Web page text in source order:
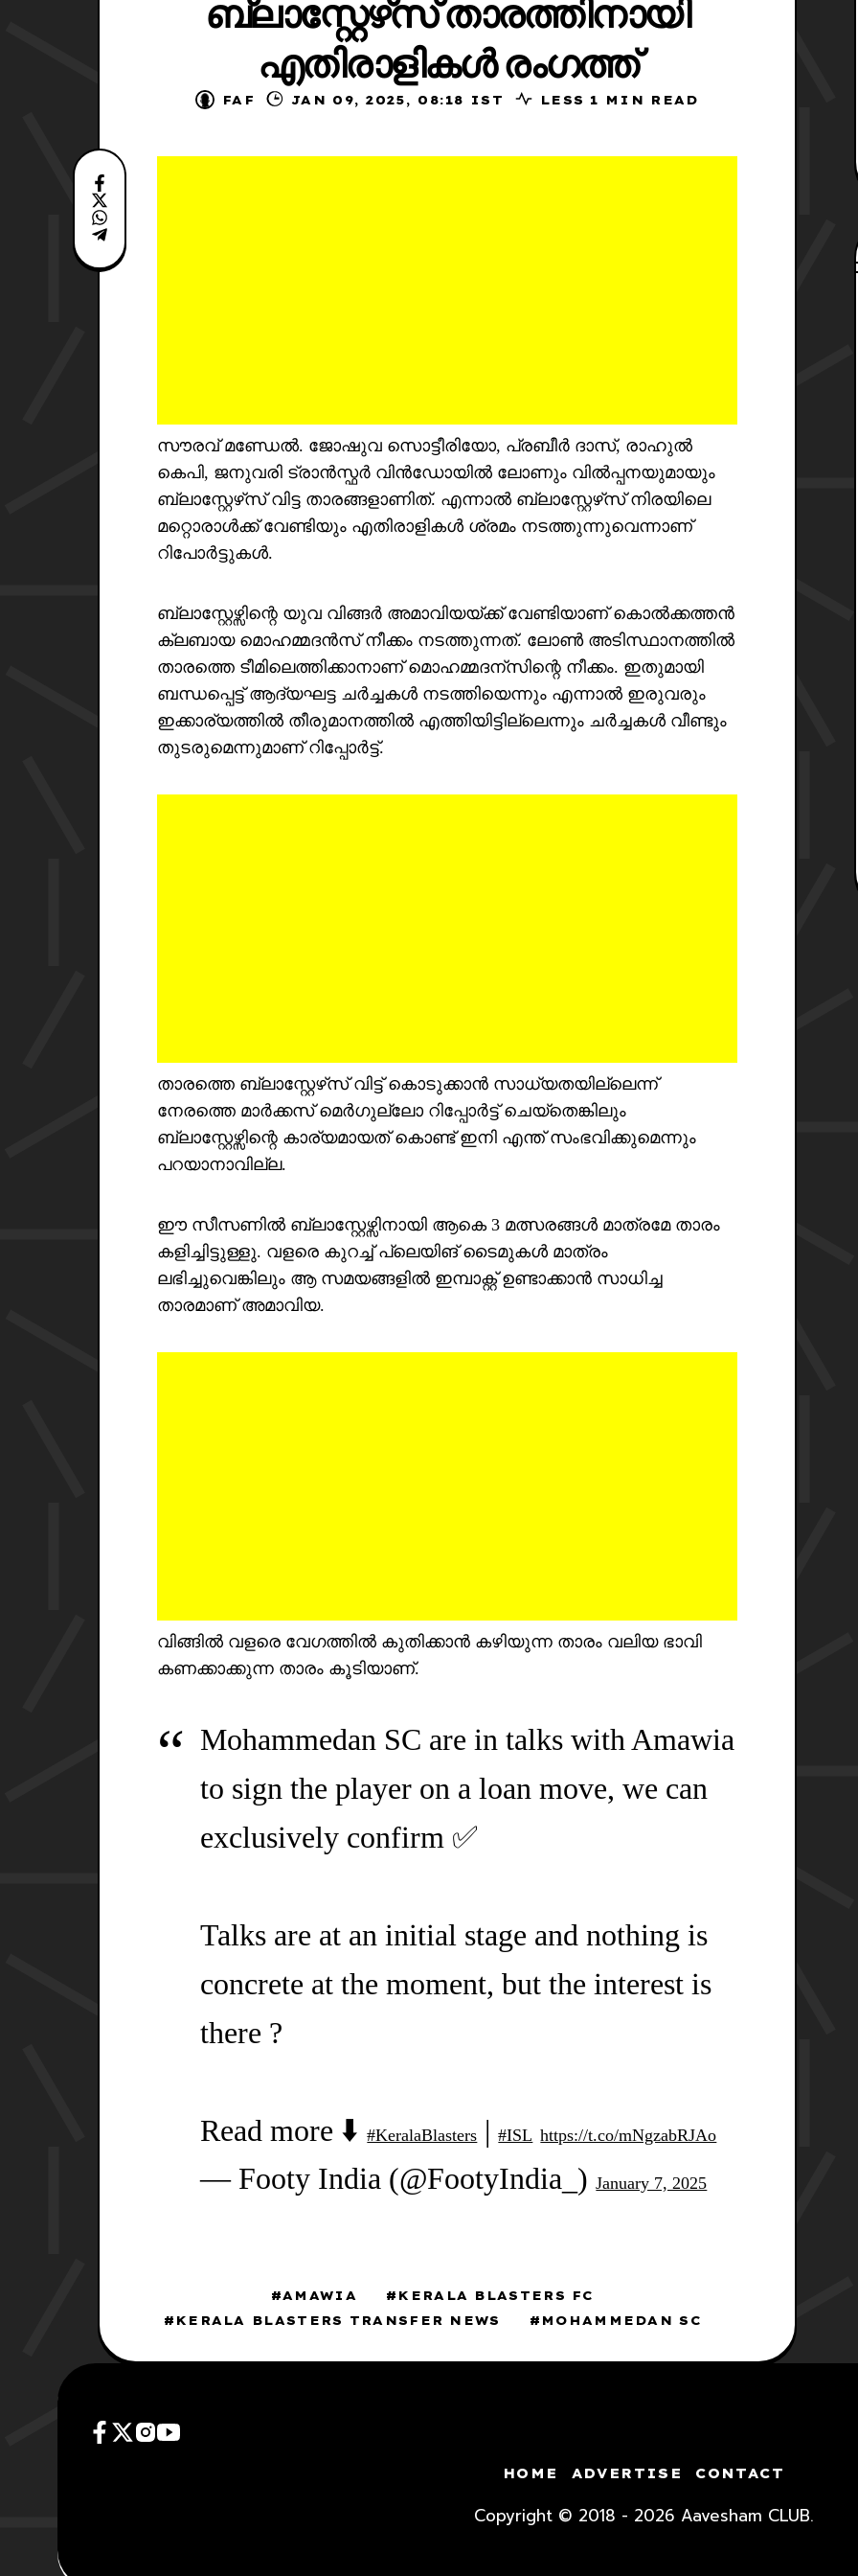
ബ്ലാസ്റ്റേഴ്‌സ് താരത്തിനായി
എതിരാളികൾ രംഗത്ത്
FAF JAN 09, 2025, 08:18 IST LESS 1 MIN READ
സൗരവ് മണ്ഡേൽ. ജോഷുവ സൊട്ടീരിയോ, പ്രബീർ ദാസ്, രാഹുൽ
കെപി, ജനുവരി ട്രാൻസ്ഫർ വിൻഡോയിൽ ലോണും വിൽപ്പനയുമായും
ബ്ലാസ്റ്റേഴ്‌സ് വിട്ട താരങ്ങളാണിത്. എന്നാൽ ബ്ലാസ്റ്റേഴ്‌സ് നിരയിലെ
മറ്റൊരാൾക്ക് വേണ്ടിയും എതിരാളികൾ ശ്രമം നടത്തുന്നുവെന്നാണ്
റിപോർട്ടുകൾ.
ബ്ലാസ്റ്റേഴ്സിന്റെ യുവ വിങ്ങർ അമാവിയയ്ക്ക് വേണ്ടിയാണ് കൊൽക്കത്തൻ
ക്ലബായ മൊഹമ്മദൻസ് നീക്കം നടത്തുന്നത്. ലോൺ അടിസ്ഥാനത്തിൽ
താരത്തെ ടീമിലെത്തിക്കാനാണ് മൊഹമ്മദന്സിന്റെ നീക്കം. ഇതുമായി
ബന്ധപ്പെട്ട് ആദ്യഘട്ട ചർച്ചകൾ നടത്തിയെന്നും എന്നാൽ ഇരുവരും
ഇക്കാര്യത്തിൽ തീരുമാനത്തിൽ എത്തിയിട്ടില്ലെന്നും ചർച്ചകൾ വീണ്ടും
തുടരുമെന്നുമാണ് റിപ്പോർട്ട്.
താരത്തെ ബ്ലാസ്റ്റേഴ്‌സ് വിട്ട് കൊടുക്കാൻ സാധ്യതയില്ലെന്ന്
നേരത്തെ മാർക്കസ് മെർഗുല്ലോ റിപ്പോർട്ട് ചെയ്‌തെങ്കിലും
ബ്ലാസ്റ്റേഴ്സിന്റെ കാര്യമായത് കൊണ്ട് ഇനി എന്ത് സംഭവിക്കുമെന്നും
പറയാനാവില്ല.
ഈ സീസണിൽ ബ്ലാസ്റ്റേഴ്സിനായി ആകെ 3 മത്സരങ്ങൾ മാത്രമേ താരം
കളിച്ചിട്ടുള്ളു. വളരെ കുറച്ച് പ്ലെയിങ് ടൈമുകൾ മാത്രം
ലഭിച്ചുവെങ്കിലും ആ സമയങ്ങളിൽ ഇമ്പാക്റ്റ് ഉണ്ടാക്കാൻ സാധിച്ച
താരമാണ് അമാവിയ.
വിങ്ങിൽ വളരെ വേഗത്തിൽ കുതിക്കാൻ കഴിയുന്ന താരം വലിയ ഭാവി
കണക്കാക്കുന്ന താരം കൂടിയാണ്.
Mohammedan SC are in talks with Amawia
to sign the player on a loan move, we can
exclusively confirm ✅
Talks are at an initial stage and nothing is
concrete at the moment, but the interest is
there ?
Read more ⬇️#KeralaBlasters |#ISL https://t.co/mNgzabRJAo
— Footy India (@FootyIndia_)January 7, 2025
AMAWIA
KERALA BLASTERS FC
KERALA BLASTERS TRANSFER NEWS
MOHAMMEDAN SC
HOME ADVERTISE CONTACT
Copyright © 2018 - 2026 Aavesham CLUB.